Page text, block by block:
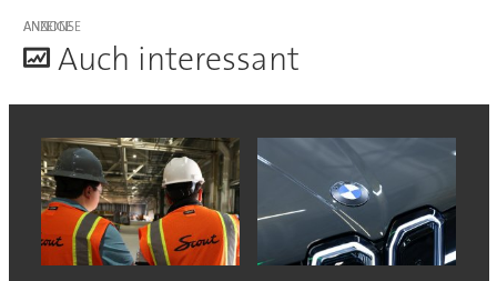
ANZEIGE
Auch interessant